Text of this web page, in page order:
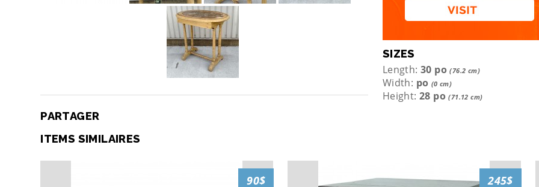
PARTAGER
SIZES
Length: 30 po(76.2 cm)
Width: po (0 cm)
Height: 28 po(71.12 cm)
ITEMS SIMILAIRES
90$ 245$